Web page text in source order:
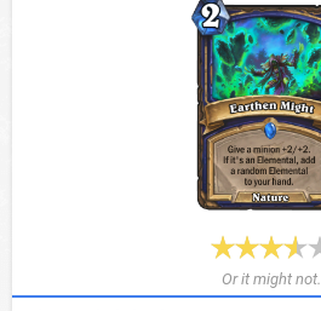
Or it might not.